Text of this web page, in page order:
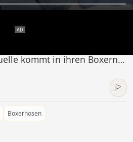
Stöhnende Transsexuelle kommt in ihren Boxern mit einem Vibrator zum Orgasmus
Boxerhosen